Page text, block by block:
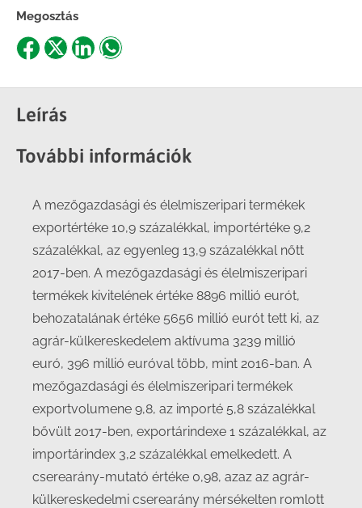
Megosztás
Share
Facebook
Share
X
ShareShare
Leírás
További információk
A mezőgazdasági és élelmiszeripari termékek
exportértéke 10,9 százalékkal, importértéke 9,2
százalékkal, az egyenleg 13,9 százalékkal nőtt
2017-ben. A mezőgazdasági és élelmiszeripari
termékek kivitelének értéke 8896 millió eurót,
behozatalának értéke 5656 millió eurót tett ki, az
agrár-külkereskedelem aktívuma 3239 millió
euró, 396 millió euróval több, mint 2016-ban. A
mezőgazdasági és élelmiszeripari termékek
exportvolumene 9,8, az importé 5,8 százalékkal
bővült 2017-ben, exportárindexe 1 százalékkal, az
importárindex 3,2 százalékkal emelkedett. A
cserearány-mutató értéke 0,98, azaz az agrár-
külkereskedelmi cserearány mérsékelten romlott